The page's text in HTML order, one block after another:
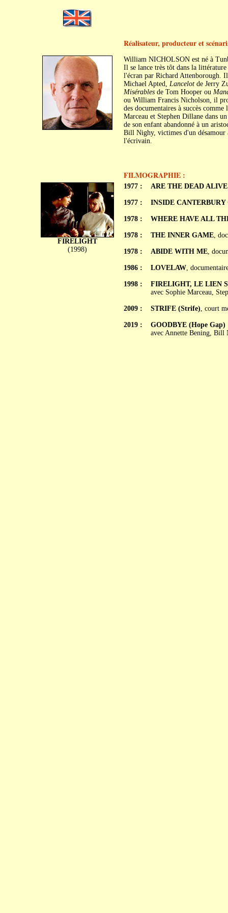
Réalisateur, producteur et
William NICHOLSON est né à
Il se lance très tôt dans la
l'écran par Richard Attenborough.
Michael Apted, Lancelotde Jerry
Misérablesde Tom Hooper ou
ou William Francis Nicholson, il
des documentaires à succès comme
Marceau et Stephen Dillane dans
de son enfant abandonné à un
Bill Nighy, victimes d'un désamour
l'écrivain.
FILMOGRAPHIE :
FIRELIGHT
(1998)
1977 :
1977 :
1978 :
1978 :
1978 :
1986 :
1998 :
2009 :
2019 :
ARE THE DEAD ALIVE
INSIDE
WHERE HAVE ALL
THE INNER GAME,
ABIDE WITH ME,
LOVELAW,
FIRELIGHT, LE LIEN
avec Sophie Marceau,
STRIFE (Strife), court
GOODBYE (Hope Gap)
avec Annette Bening, Bill